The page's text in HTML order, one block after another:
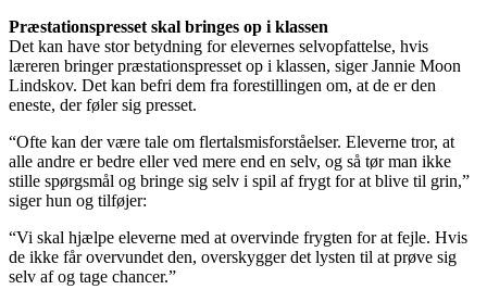
Præstationspresset skal bringes op i klassen
Det kan have stor betydning for elevernes selvopfattelse, hvis
læreren bringer præstationspresset op i klassen, siger Jannie Moon
Lindskov. Det kan befri dem fra forestillingen om, at de er den
eneste, der føler sig presset.
“Ofte kan der være tale om flertalsmisforståelser. Eleverne tror, at
alle andre er bedre eller ved mere end en selv, og så tør man ikke
stille spørgsmål og bringe sig selv i spil af frygt for at blive til grin,”
siger hun og tilføjer:
“Vi skal hjælpe eleverne med at overvinde frygten for at fejle. Hvis
de ikke får overvundet den, overskygger det lysten til at prøve sig
selv af og tage chancer.”